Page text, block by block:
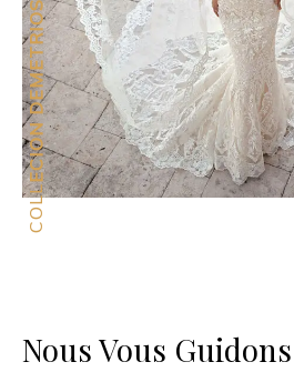
COLL
ECION DEMETRIOS
Nous Vous Guidons